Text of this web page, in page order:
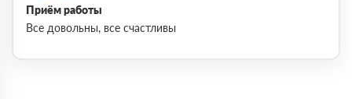
Приём работы
Все довольны, все счастливы